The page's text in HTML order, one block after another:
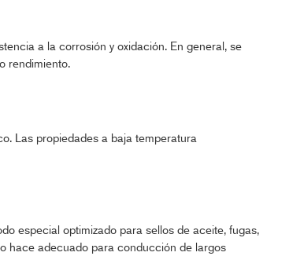
a la corrosión y oxidación. En general, se
rendimiento.
Las propiedades a baja temperatura
especial optimizado para sellos de aceite, fugas,
hace adecuado para conducción de largos